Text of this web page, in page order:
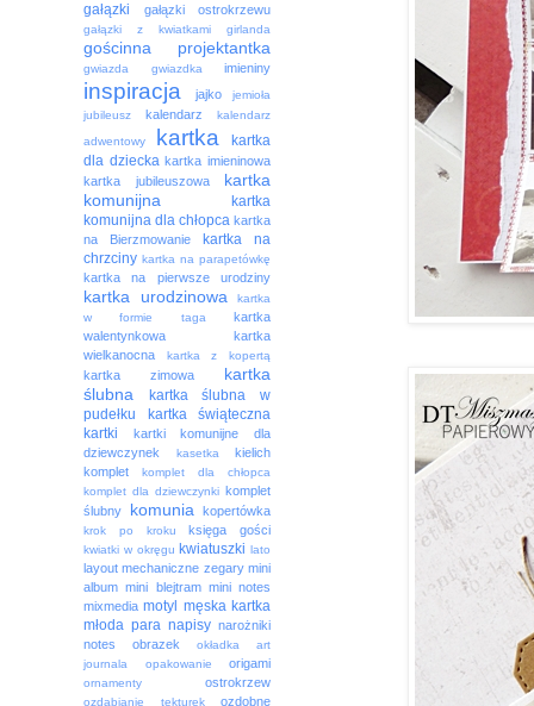
gałązki gałązki ostrokrzewu
gałązki z kwiatkami girlanda
gościnna projektantka
gwiazda gwiazdka imieniny
inspiracja jajko
jemioła
jubileusz
kalendarz
kalendarz
adwentowy
kartka
kartka
dla dziecka kartka imieninowa
kartka jubileuszowa
kartka
komunijna
kartka
komunijna dla chłopca kartka
na Bierzmowanie
kartka na
chrzciny kartka na parapetówkę
kartka na pierwsze urodziny
kartka urodzinowa
kartka
w formie taga
kartka
walentynkowa
kartka
wielkanocna
kartka z kopertą
kartka zimowa
kartka
ślubna
kartka ślubna w
pudełku
kartka świąteczna
kartki
kartki komunijne dla
dziewczynek
kasetka
kielich
komplet
komplet dla chłopca
komplet dla dziewczynki komplet
ślubny
komunia kopertówka
krok po kroku księga gości
kwiatki w okręgu kwiatuszki lato
layout mechaniczne zegary mini
album mini blejtram mini notes
mixmedia motyl męska kartka
młoda para napisy narożniki
notes
obrazek
okładka art
journala
opakowanie origami
ornamenty ostrokrzew
ozdabianie tekturek ozdobne